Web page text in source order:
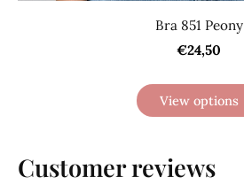
Bra 851 Peony
€24,50
View options
Customer reviews